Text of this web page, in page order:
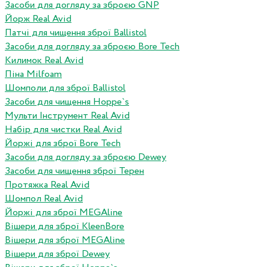
Засоби для догляду за зброєю GNP
Йорж Real Avid
Патчі для чищення зброї Ballistol
Засоби для догляду за зброєю Bore Tech
Килимок Real Avid
Піна Milfoam
Шомполи для зброї Ballistol
Засоби для чищення Hoppe`s
Мульти Інструмент Real Avid
Набір для чистки Real Avid
Йоржі для зброї Bore Tech
Засоби для догляду за зброєю Dewey
Засоби для чищення зброї Терен
Протяжка Real Avid
Шомпол Real Avid
Йоржі для зброї MEGAline
Вішери для зброї KleenBore
Вішери для зброї MEGAline
Вішери для зброї Dewey